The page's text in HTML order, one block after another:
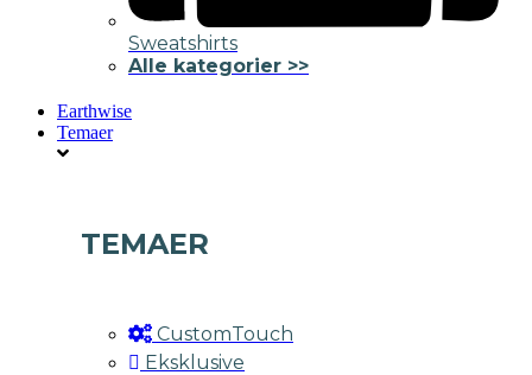
Sweatshirts
Alle kategorier >>
Earthwise
Temaer
TEMAER
CustomTouch
Eksklusive